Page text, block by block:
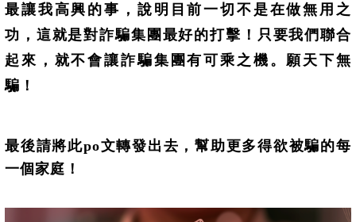
最讓我高興的事，說明目前一切不是在做無用之
功，這就是對詐騙集團最好的打擊！只要我們聯合
起來，就不會讓詐騙集團有可乘之機。願天下無
騙！
最後請將此po文轉發出去，幫助更多得欲被騙的每
一個家庭！